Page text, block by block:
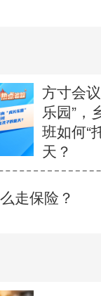
方寸会
乐园”，
班如何“
天？
走保险？